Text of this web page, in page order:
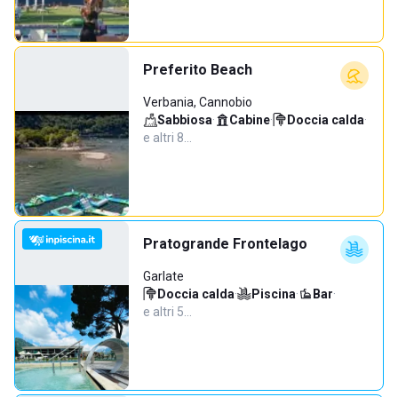
Preferito Beach
Verbania, Cannobio
Sabbiosa· Cabine· Doccia calda·
e altri 8…
Pratogrande Frontelago
Garlate
Doccia calda· Piscina· Bar·
e altri 5…